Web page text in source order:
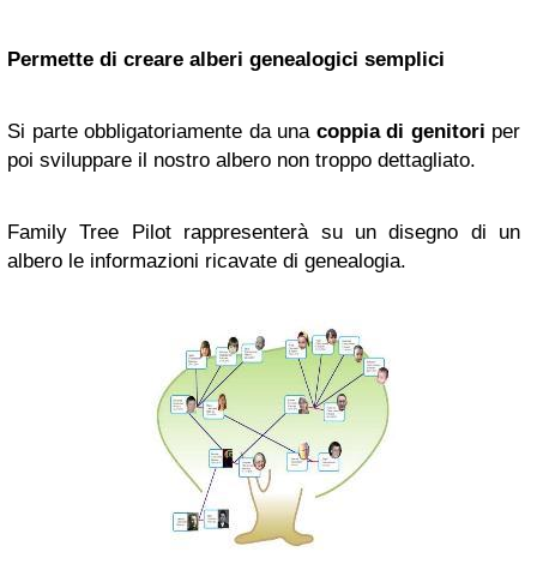
Permette di creare alberi genealogici semplici
Si parte obbligatoriamente da una coppia di genitori per
poi sviluppare il nostro albero non troppo dettagliato.
Family Tree Pilot rappresenterà su un disegno di un
albero le informazioni ricavate di genealogia.